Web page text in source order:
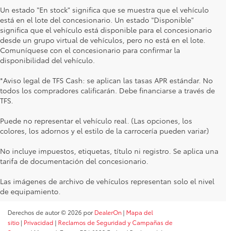
Un estado "En stock" significa que se muestra que el vehículo
está en el lote del concesionario. Un estado "Disponible"
significa que el vehículo está disponible para el concesionario
desde un grupo virtual de vehículos, pero no está en el lote.
Comuníquese con el concesionario para confirmar la
disponibilidad del vehículo.
*Aviso legal de TFS Cash: se aplican las tasas APR estándar. No
todos los compradores calificarán. Debe financiarse a través de
TFS.
Puede no representar el vehículo real. (Las opciones, los
colores, los adornos y el estilo de la carrocería pueden variar)
No incluye impuestos, etiquetas, título ni registro. Se aplica una
tarifa de documentación del concesionario.
Las imágenes de archivo de vehículos representan solo el nivel
de equipamiento.
Derechos de autor © 2026 porDealerOn | Mapa del
sitio | Privacidad | Reclamos de Seguridad y Campañas de